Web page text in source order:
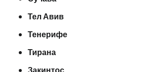
Тел Авив
Тенерифе
Тирана